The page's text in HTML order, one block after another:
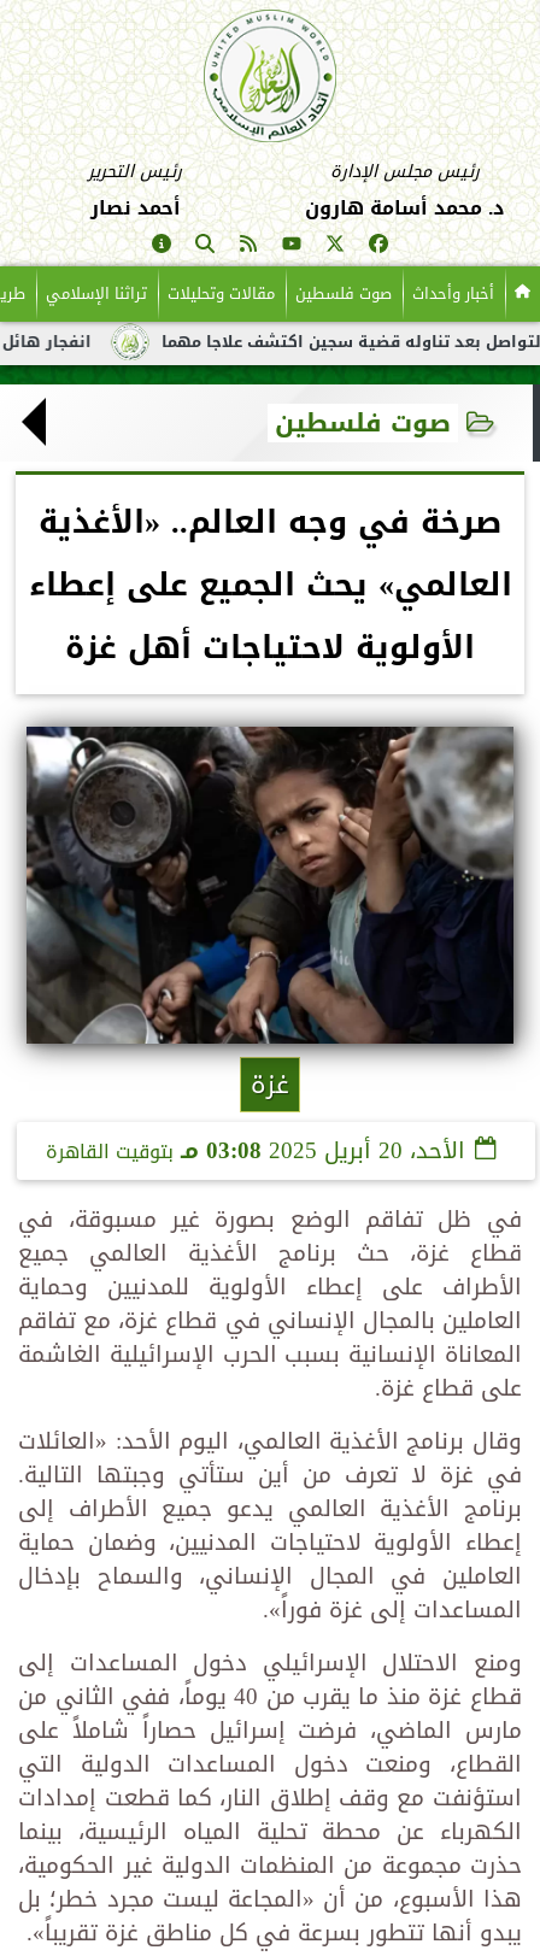
رئيس مجلس الإدارة
د. محمد أسامة هارون
رئيس التحرير
أحمد نصار
أخبار وأحداث صوت فلسطين مقالات وتحليلات تراثنا الإسلامي
انفجار هائل لناقلة تناوله قضية سجين اكتشف علاجا مهما
صوت فلسطين
صرخة في وجه العالم.. «الأغذية
العالمي» يحث الجميع على إعطاء
الأولوية لاحتياجات أهل غزة
غزة
الأحد، 20 أبريل 2025 03:08 مـ بتوقيت القاهرة
في ظل تفاقم الوضع بصورة غير مسبوقة، في
قطاع غزة، حث برنامج الأغذية العالمي جميع
الأطراف على إعطاء الأولوية للمدنيين وحماية
العاملين بالمجال الإنساني في قطاع غزة، مع تفاقم
المعاناة الإنسانية بسبب الحرب الإسرائيلية الغاشمة
على قطاع غزة.
وقال برنامج الأغذية العالمي، اليوم الأحد: «العائلات
في غزة لا تعرف من أين ستأتي وجبتها التالية.
برنامج الأغذية العالمي يدعو جميع الأطراف إلى
إعطاء الأولوية لاحتياجات المدنيين، وضمان حماية
العاملين في المجال الإنساني، والسماح بإدخال
المساعدات إلى غزة فوراً».
ومنع الاحتلال الإسرائيلي دخول المساعدات إلى
قطاع غزة منذ ما يقرب من 40 يوماً، ففي الثاني من
مارس الماضي، فرضت إسرائيل حصاراً شاملاً على
القطاع، ومنعت دخول المساعدات الدولية التي
استؤنفت مع وقف إطلاق النار، كما قطعت إمدادات
الكهرباء عن محطة تحلية المياه الرئيسية، بينما
حذرت مجموعة من المنظمات الدولية غير الحكومية،
هذا الأسبوع، من أن «المجاعة ليست مجرد خطر؛ بل
يبدو أنها تتطور بسرعة في كل مناطق غزة تقريباً».